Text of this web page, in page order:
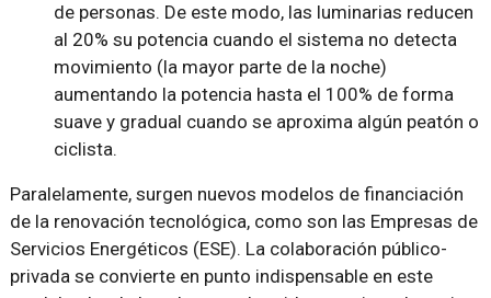
de personas. De este modo, las luminarias reducen
al 20% su potencia cuando el sistema no detecta
movimiento (la mayor parte de la noche)
aumentando la potencia hasta el 100% de forma
suave y gradual cuando se aproxima algún peatón o
ciclista.
Paralelamente, surgen nuevos modelos de financiación
de la renovación tecnológica, como son las Empresas de
Servicios Energéticos (ESE). La colaboración público-
privada se convierte en punto indispensable en este